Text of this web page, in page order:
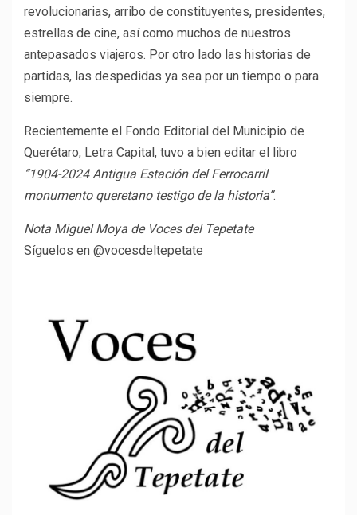
revolucionarias, arribo de constituyentes, presidentes,
estrellas de cine, así como muchos de nuestros
antepasados viajeros. Por otro lado las historias de
partidas, las despedidas ya sea por un tiempo o para
siempre.
Recientemente el Fondo Editorial del Municipio de
Querétaro, Letra Capital, tuvo a bien editar el libro
“1904-2024 Antigua Estación del Ferrocarril
monumento queretano testigo de la historia”.
Nota Miguel Moya de Voces del Tepetate
Síguelos en @vocesdeltepetate